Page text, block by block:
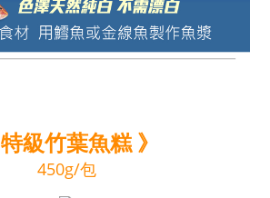
特級竹葉魚糕 》
450g/包